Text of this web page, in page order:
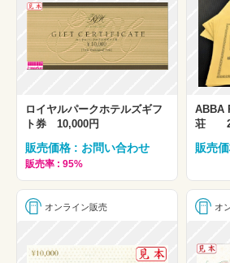
古銭・銀貨・プレミアコイン
バス・船舶
贈答用
事前予約可能商品
大特価
その他
国内航空券・新幹線・夜行バスなど旅行商品
ロイヤルパークホテルズギフ
ト券 10,000円
販売価格 : お問い合わせ
販売率 : 95%
ABBA
荘
販売
オンライン販売 オ